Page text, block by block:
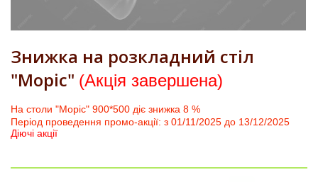
Знижка на розкладний стіл
"Моріс" (Акція завершена)
На столи "Моріс" 900*500 діє знижка 8 %
Період проведення промо-акції: з 01/11/2025 до 13/12/2025
Діючі акції